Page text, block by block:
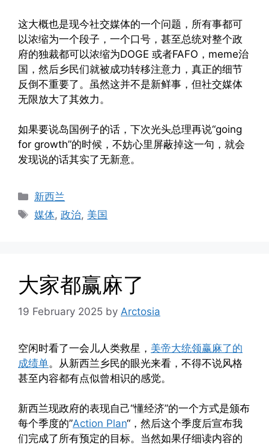
这大概也是现今社交媒体的一个问题，所有事都可
以浓缩为一个段子，一个口号，甚至总统对整个政
府的独裁都可以浓缩为DOGE 或者FAFO，meme治
国，然后乡民们就被成功转移注意力，真正的细节
反倒不重要了。虽然这并不是新鲜事，但社交媒体
无限放大了其效力。
如果要说岛国例子的话，下次光头总理再说“going
for growth”的时候，不妨心里屏蔽掉这一句，就会
发现说的话其实了无新意。
Categories
新西兰
Tags
媒体,政治, 美国
大家都赢麻了
19 February 2025 by Arctosia
空闲时看了一会儿人类救星， 美帝大统领赢麻了的
成绩单。从新西兰乡民的眼光来看，不得不说风格
甚至内容都有点似曾相识的感觉。
新西兰现政府的表现自己“懂经济”的一个方式是颁布
每个季度的”Action Plan“，然后这个季度后宣布我
们完成了所有预定的目标。当然如果仔细读内容的